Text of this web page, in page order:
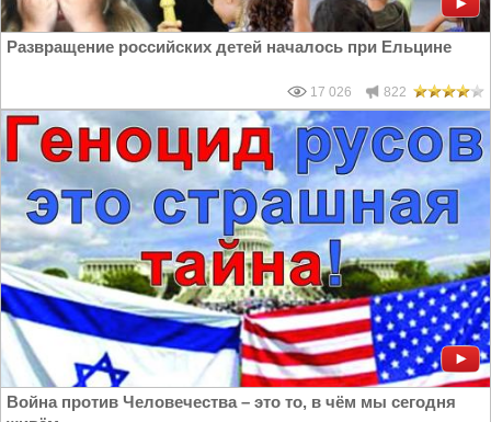
Развращение российских детей началось при Ельцине
17 026 822
Война против Человечества – это то, в чём мы сегодня